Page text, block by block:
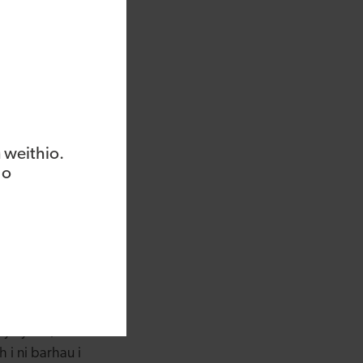
weithio.
y tîm Mentrau
o’r newydd, y
dîm cryf sy'n
gwyrdd sy'n dod
denu
gyllid sbarduno a
y flwyddyn
i ni barhau i